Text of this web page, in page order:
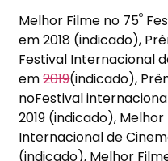
Melhor Filme no 75º
em 2018 (indicado),
Festival Internacional
em2019(indicado),
noFestival
2019 (indicado),
Internacional de
(indicado), Melhor